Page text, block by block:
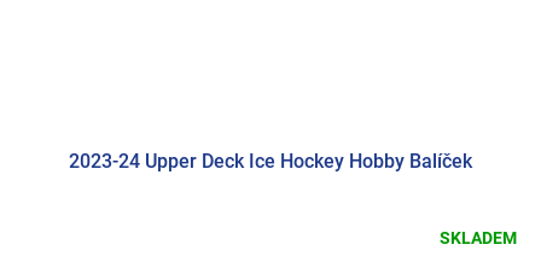
2023-24 Upper Deck Ice Hockey Hobby Balíček
SKLADEM